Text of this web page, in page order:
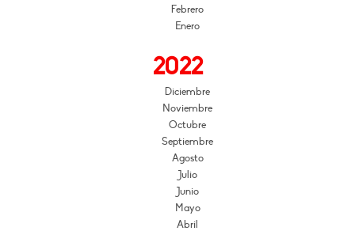
Febrero
Enero
2022
Diciembre
Noviembre
Octubre
Septiembre
Agosto
Julio
Junio
Mayo
Abril